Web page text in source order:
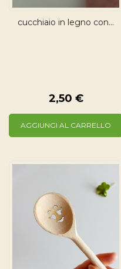
cucchiaio in legno con...
2,50 €
AGGIUNGI AL CARRELLO